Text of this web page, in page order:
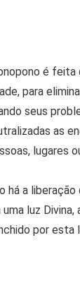
é
para
seus
as
lugares
há a liberação
luz
por esta